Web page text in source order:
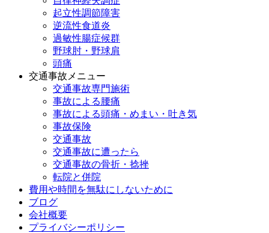
起立性調節障害
逆流性食道炎
過敏性腸症候群
野球肘・野球肩
頭痛
交通事故メニュー
交通事故専門施術
事故による腰痛
事故による頭痛・めまい・吐き気
事故保険
交通事故
交通事故に遭ったら
交通事故の骨折・捻挫
転院と併院
費用や時間を無駄にしないために
ブログ
会社概要
プライバシーポリシー